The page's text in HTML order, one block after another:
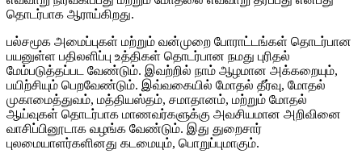
தொடர்பாக ஆராய்கிறது.
பல்சமூக அமைப்புகள் மற்றும் வன்முறை போராட்டங்கள் தொடர்பான
பயனுள்ள பதிலளிப்பு உத்திகள் தொடர்பான நமது புரிதல்
மேம்படுத்தப்பட வேண்டும். இவற்றில் நாம் ஆழமான அக்கறையும்,
பயிற்சியும் பெறவேண்டும். இவ்வகையில் மோதல் தீர்வு, மோதல்
முகாமைத்துவம், மத்தியஸ்தம், சமாதானம், மற்றும் மோதல்
ஆய்வுகள் தொடர்பாக மாணவர்களுக்கு அவசியமான அறிவினை
வாசிப்பினூடாக வழங்க வேண்டும். இது துறைசார்
புலமையாளர்களினது கடமையும், பொறுப்புமாகும்.